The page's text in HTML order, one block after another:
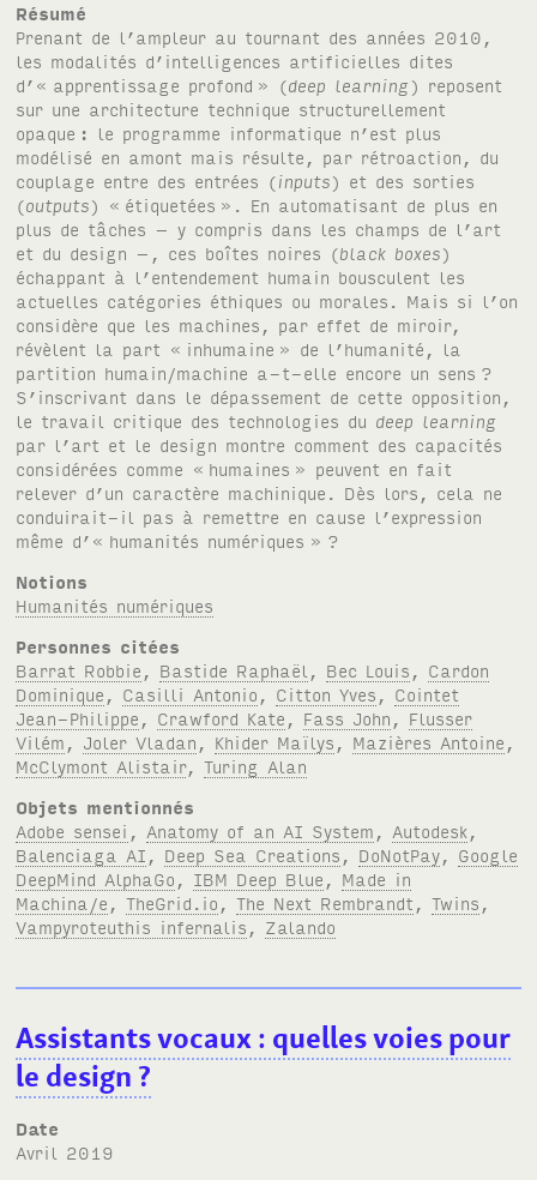
Résumé
Prenant de l’ampleur au tournant des années 2010,
les modalités d’intelligences artificielles dites
d’« apprentissage profond » (deep learning ) reposent
sur une architecture technique structurellement
opaque : le programme informatique n’est plus
modélisé en amont mais résulte, par rétroaction, du
couplage entre des entrées (inputs) et des sorties
(outputs) « étiquetées ». En automatisant de plus en
plus de tâches – y compris dans les champs de l’art
et du design –, ces boîtes noires (black boxes)
échappant à l’entendement humain bousculent les
actuelles catégories éthiques ou morales. Mais si l’on
considère que les machines, par effet de miroir,
révèlent la part « inhumaine » de l’humanité, la
partition humain/machine a-t-elle encore un sens ?
S’inscrivant dans le dépassement de cette opposition,
le travail critique des technologies du deep learning
par l’art et le design montre comment des capacités
considérées comme « humaines » peuvent en fait
relever d’un caractère machinique. Dès lors, cela ne
conduirait-il pas à remettre en cause l’expression
même d’« humanités numériques » ?
Notions
Humanités numériques
Personnes citées
Barrat Robbie , Bastide Raphaël , Bec Louis , Cardon
Dominique , Casilli Antonio , Citton Yves , Cointet
Jean-Philippe , Crawford Kate , Fass John , Flusser
Vilém , Joler Vladan , Khider Maïlys , Mazières Antoine ,
McClymont Alistair,Turing Alan
Objets mentionnés
Adobe sensei , Anatomy of an AI System , Autodesk,
Balenciaga AI , Deep Sea Creations , DoNotPay, Google
DeepMind AlphaGo , IBM Deep Blue , Made in
Machina/e ,TheGrid.io ,The Next Rembrandt ,Twins ,
Vampyroteuthis infernalis , Zalando
Assistants vocaux: quelles voies pour
le design ?
Date
avril 2019